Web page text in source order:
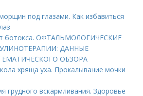
под глазами. Как избавиться
ботокса. ОФТАЛЬМОЛОГИЧЕСКИЕ
ДАННЫЕ
ОБЗОРА
хряща уха. Прокалывание мочки
грудного вскармливания. Здоровье